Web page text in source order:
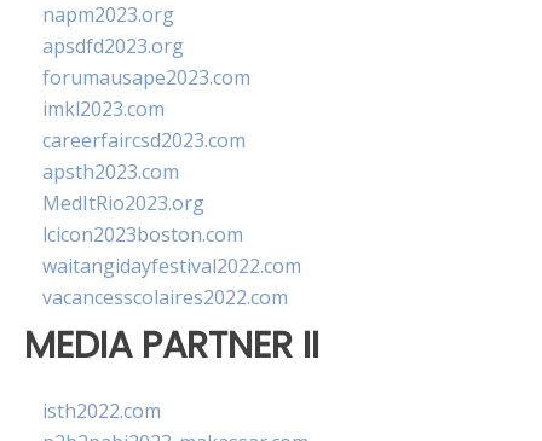
napm2023.org
apsdfd2023.org
forumausape2023.com
imkl2023.com
careerfaircsd2023.com
apsth2023.com
MedItRio2023.org
lcicon2023boston.com
waitangidayfestival2022.com
vacancesscolaires2022.com
MEDIA PARTNER II
isth2022.com